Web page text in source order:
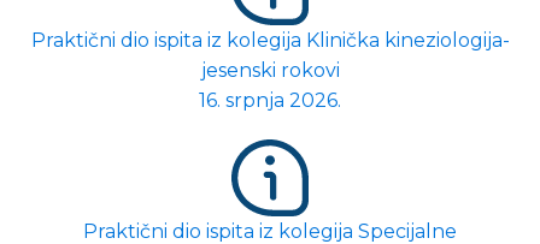
Praktični dio ispita iz kolegija Klinička kineziologija-
jesenski rokovi
16. srpnja 2026.
Praktični dio ispita iz kolegija Specijalne